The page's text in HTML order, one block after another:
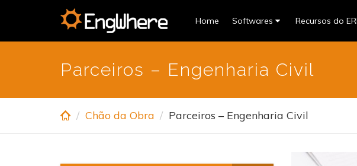
main
Home Softwares Recursos do
Parceiros – Engenharia Civil
Chão da Obra Parceiros – Engenharia Civil